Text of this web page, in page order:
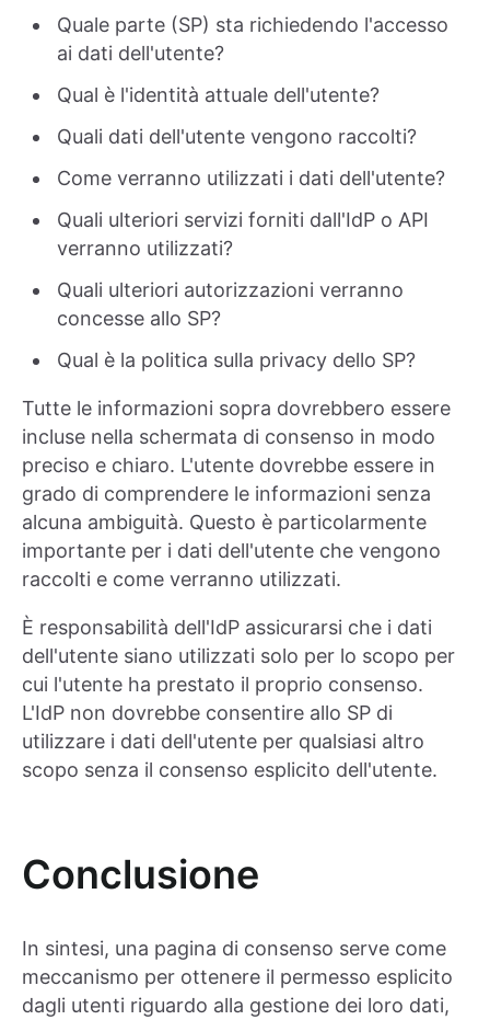
Quale parte (SP) sta richiedendo l'accesso
ai dati dell'utente?
Qual è l'identità attuale dell'utente?
Quali dati dell'utente vengono raccolti?
Come verranno utilizzati i dati dell'utente?
Quali ulteriori servizi forniti dall'IdP o API
verranno utilizzati?
Quali ulteriori autorizzazioni verranno
concesse allo SP?
Qual è la politica sulla privacy dello SP?
Tutte le informazioni sopra dovrebbero essere
incluse nella schermata di consenso in modo
preciso e chiaro. L'utente dovrebbe essere in
grado di comprendere le informazioni senza
alcuna ambiguità. Questo è particolarmente
importante per i dati dell'utente che vengono
raccolti e come verranno utilizzati.
È responsabilità dell'IdP assicurarsi che i dati
dell'utente siano utilizzati solo per lo scopo per
cui l'utente ha prestato il proprio consenso.
L'IdP non dovrebbe consentire allo SP di
utilizzare i dati dell'utente per qualsiasi altro
scopo senza il consenso esplicito dell'utente.
Conclusione
In sintesi, una pagina di consenso serve come
meccanismo per ottenere il permesso esplicito
dagli utenti riguardo alla gestione dei loro dati,